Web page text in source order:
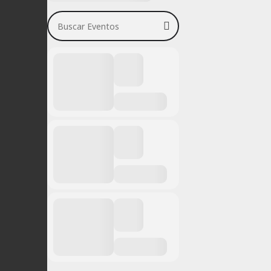
Buscar Eventos